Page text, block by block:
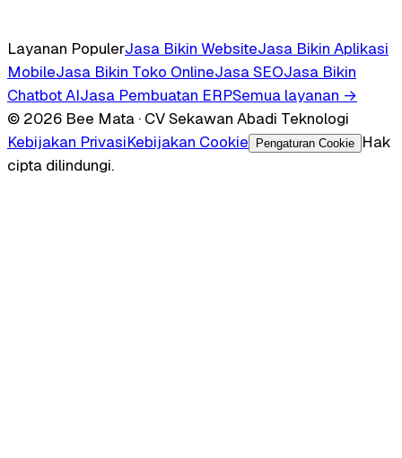
Layanan PopulerJasa Bikin WebsiteJasa Bikin Aplikasi
MobileJasa Bikin Toko OnlineJasa SEOJasa Bikin
Chatbot AIJasa Pembuatan ERPSemua layanan →
© 2026 Bee Mata · CV Sekawan Abadi Teknologi
Kebijakan PrivasiKebijakan Cookie Pengaturan Cookie
Hak
cipta dilindungi.